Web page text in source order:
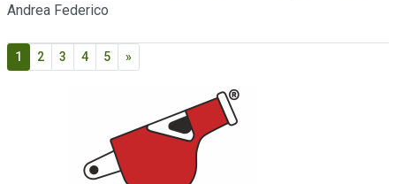
Andrea Federico
1 2 3 4 5 »